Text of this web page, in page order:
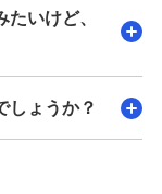
いけど、
しょうか？